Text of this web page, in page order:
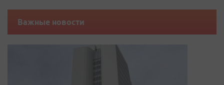
Важные новости